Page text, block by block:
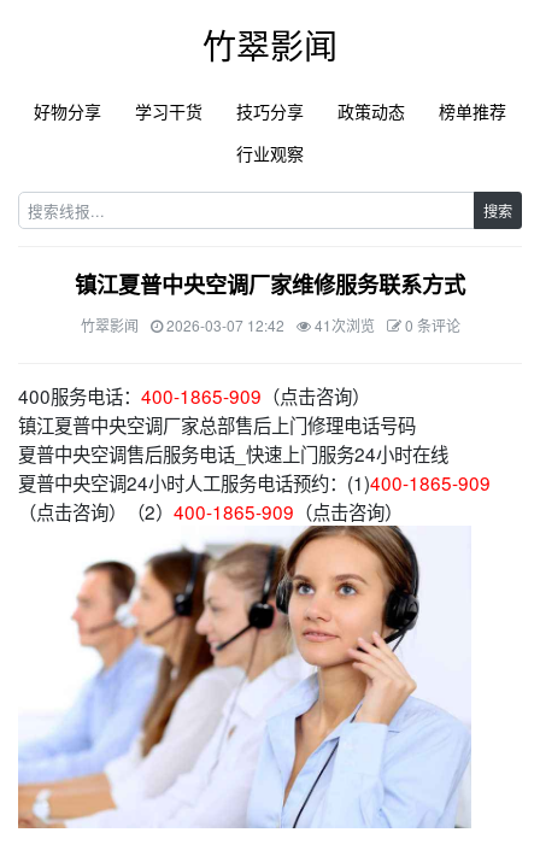
竹翠影闻
好物分享 学习干货 技巧分享 政策动态
榜单推荐
行业观察
搜索
镇江夏普中央空调厂家维修服务联系方式
竹翠影闻 2026-03-07 12:42 41次浏览 0 条评论
400服务电话： 400-1865-909 （点击咨询）
镇江夏普中央空调厂家总部售后上门修理电话号码
夏普中央空调售后服务电话_快速上门服务24小时在线
夏普中央空调24小时人工服务电话预约：(1)400-1865-909
（点击咨询）（2） 400-1865-909 （点击咨询）